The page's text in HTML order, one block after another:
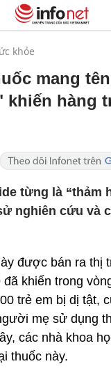
khỏe
mang
khiến hàng
từng là “thảm
nghiên cứu và
được bán ra thị
khiến trong
trẻ em bị dị tật,
mẹ sử dụng
các nhà khoa
thuốc này.